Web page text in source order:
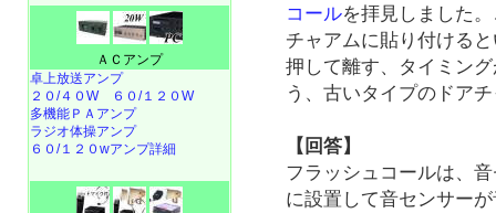
コールを拝見しました
チャアムに貼り付ける
押して離す、タイミン
う、古いタイプのドア
【回答】
フラッシュコールは、
に設置して音センサー
ＡＣアンプ
卓上放送アンプ
２０/４０W
６０/１２０W
多機能ＰＡアンプ
ラジオ体操アンプ
６０/１２０wアンプ詳細